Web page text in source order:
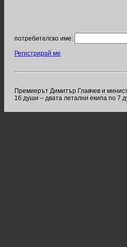
потребителско име:
Регистрирай ме
Премиерът Димитър Главчев и
16 души – двата летални екипа по 7